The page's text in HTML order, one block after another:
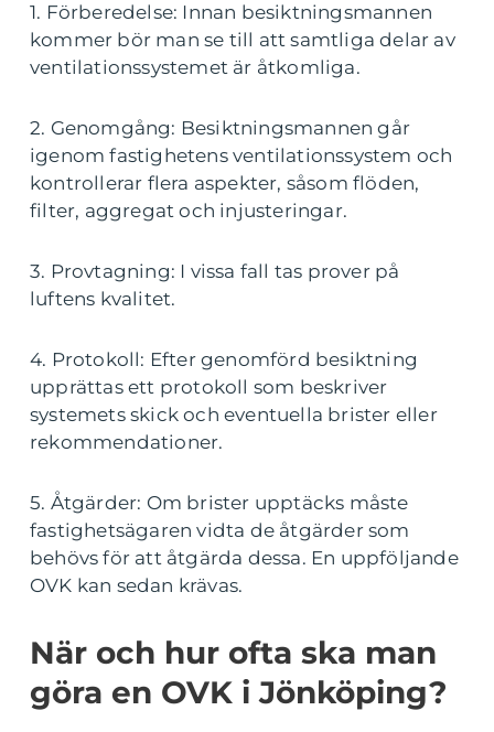
1. Förberedelse: Innan besiktningsmannen
kommer bör man se till att samtliga delar av
ventilationssystemet är åtkomliga.
2. Genomgång: Besiktningsmannen går
igenom fastighetens ventilationssystem och
kontrollerar flera aspekter, såsom flöden,
filter, aggregat och injusteringar.
3. Provtagning: I vissa fall tas prover på
luftens kvalitet.
4. Protokoll: Efter genomförd besiktning
upprättas ett protokoll som beskriver
systemets skick och eventuella brister eller
rekommendationer.
5. Åtgärder: Om brister upptäcks måste
fastighetsägaren vidta de åtgärder som
behövs för att åtgärda dessa. En uppföljande
OVK kan sedan krävas.
När och hur ofta ska man
göra en OVK i Jönköping?